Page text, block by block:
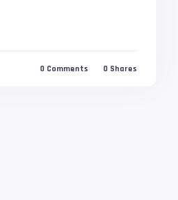
0 Comments 0 Shares